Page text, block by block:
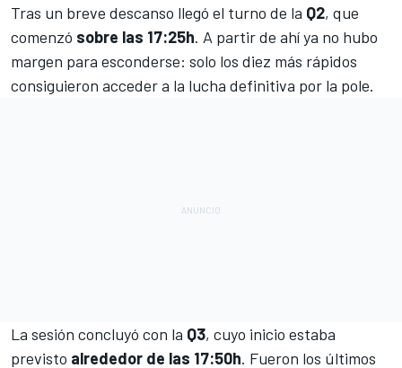
Tras un breve descanso llegó el turno de la Q2, que
comenzó sobre las 17:25h. A partir de ahí ya no hubo
margen para esconderse: solo los diez más rápidos
consiguieron acceder a la lucha definitiva por la pole.
La sesión concluyó con la Q3, cuyo inicio estaba
previsto alrededor de las 17:50h. Fueron los últimos